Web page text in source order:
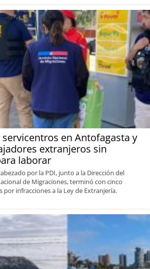
servicentros en Antofagasta y
extranjeros sin
laborar
por la PDI, junto a la Dirección del
de Migraciones, terminó con cinco
por infracciones a la Ley de Extranjería.